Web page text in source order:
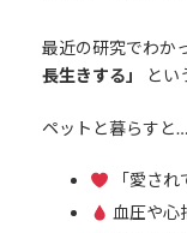
最近の研究でわか
長生きする」
とい
ペットと暮らすと…
「愛さ
血圧や心